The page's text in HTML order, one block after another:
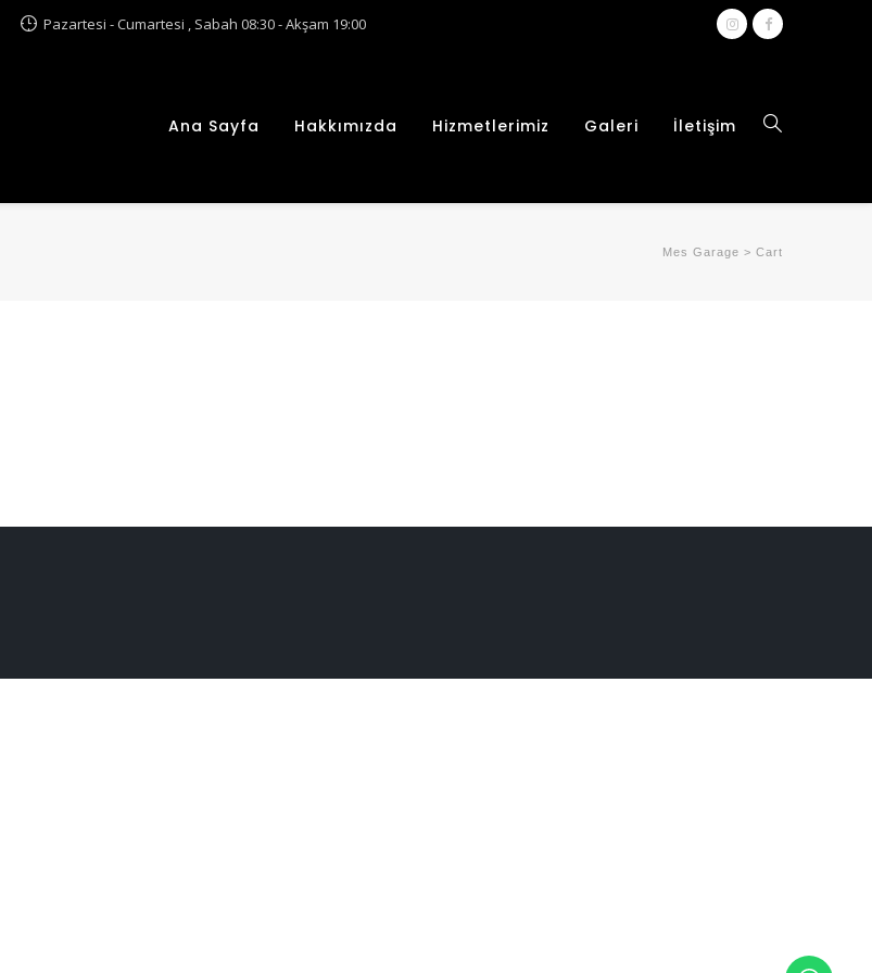
Pazartesi - Cumartesi , Sabah 08:30 - Akşam 19:00
Ana Sayfa Hakkımızda Hizmetlerimiz Galeri İletişim
Mes Garage > Cart